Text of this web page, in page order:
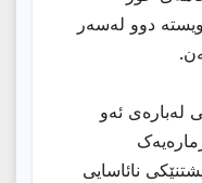
دوو لەسەر
لەبارەی ئەو
نائاسایی